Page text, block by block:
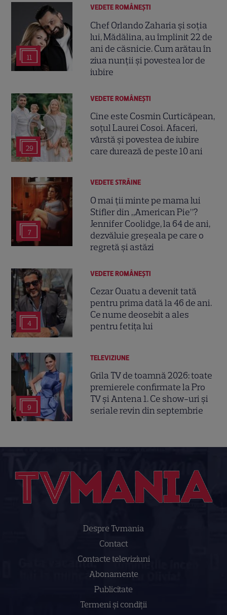
11
VEDETE ROMÂNEŞTI
Chef Orlando Zaharia și soția
lui, Mădălina, au împlinit 22 de
ani de căsnicie. Cum arătau în
ziua nunții și povestea lor de
iubire
29
VEDETE ROMÂNEŞTI
Cine este Cosmin Curticăpean,
soțul Laurei Cosoi. Afaceri,
vârstă și povestea de iubire
care durează de peste 10 ani
7
VEDETE STRĂINE
O mai ții minte pe mama lui
Stifler din „American Pie”?
Jennifer Coolidge, la 64 de ani,
dezvăluie greșeala pe care o
regretă și astăzi
4
VEDETE ROMÂNEŞTI
Cezar Ouatu a devenit tată
pentru prima dată la 46 de ani.
Ce nume deosebit a ales
pentru fetița lui
9
TELEVIZIUNE
Grila TV de toamnă 2026: toate
premierele confirmate la Pro
TV și Antena 1. Ce show-uri și
seriale revin din septembrie
Despre Tvmania
Contact
Contacte televiziuni
Abonamente
Publicitate
Termeni și condiții